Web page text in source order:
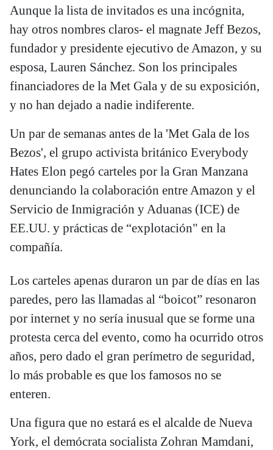
Aunque la lista de invitados es una incógnita,
hay otros nombres claros- el magnate Jeff Bezos,
fundador y presidente ejecutivo de Amazon, y su
esposa, Lauren Sánchez. Son los principales
financiadores de la Met Gala y de su exposición,
y no han dejado a nadie indiferente.
Un par de semanas antes de la 'Met Gala de los
Bezos', el grupo activista británico Everybody
Hates Elon pegó carteles por la Gran Manzana
denunciando la colaboración entre Amazon y el
Servicio de Inmigración y Aduanas (ICE) de
EE.UU. y prácticas de “explotación" en la
compañía.
Los carteles apenas duraron un par de días en las
paredes, pero las llamadas al “boicot” resonaron
por internet y no sería inusual que se forme una
protesta cerca del evento, como ha ocurrido otros
años, pero dado el gran perímetro de seguridad,
lo más probable es que los famosos no se
enteren.
Una figura que no estará es el alcalde de Nueva
York, el demócrata socialista Zohran Mamdani,